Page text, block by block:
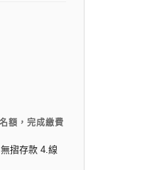
額，完成繳費
摺存款 4.線